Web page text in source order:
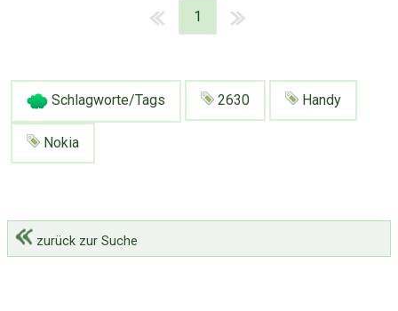
1
Schlagworte/Tags 2630 Handy
Nokia
zurück zur Suche